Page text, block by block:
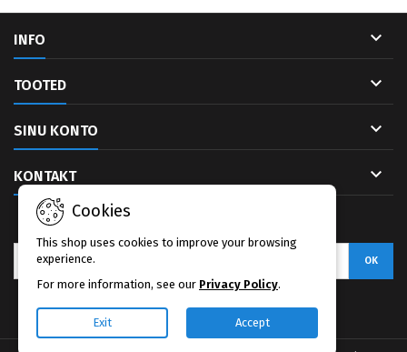
INFO 
TOOTED 
SINU KONTO 
KONTAKT 
Cookies
This shop uses cookies to improve your browsing
experience.
For more information, see our Privacy Policy.
Exit Accept
Facebook